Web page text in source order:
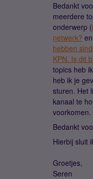
Bedankt
meerdere
onderwerp (
netwerk? en
hebben
KPN. Is dit
topics heb
heb ik je
sturen. Het
kanaal te
voorkomen.
Bedankt
Hierbij sluit
Groetjes,
Seren